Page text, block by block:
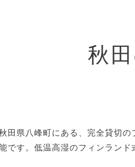
秋
田県八峰町にある、完全貸切
です。低温高湿のフィンラン